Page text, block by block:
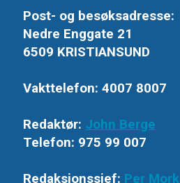
Post- og besøksadresse:
Nedre Enggate 21
6509 KRISTIANSUND
Vakttelefon: 4007 8007
Redaktør: John Berge
Telefon: 975 99 007
Redaksjonssjef: Per Mork